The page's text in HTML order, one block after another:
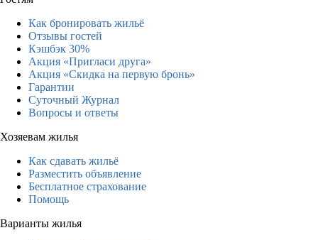
Как бронировать жильё
Отзывы гостей
Кэшбэк 30%
Акция «Пригласи друга»
Акция «Скидка на первую бронь»
Гарантии
Суточный Журнал
Вопросы и ответы
Хозяевам жилья
Как сдавать жильё
Разместить объявление
Бесплатное страхование
Помощь
Варианты жилья